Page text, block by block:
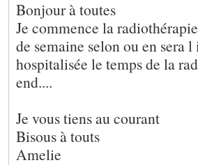
Bonjour à toutes
Je commence la
de semaine selon ou en sera
hospitalisée le temps de la
end....
Je vous tiens au courant
Bisous à touts
Amelie